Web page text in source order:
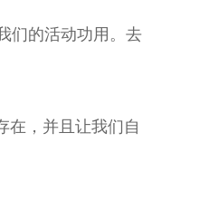
们的活动功用。去
在，并且让我们自